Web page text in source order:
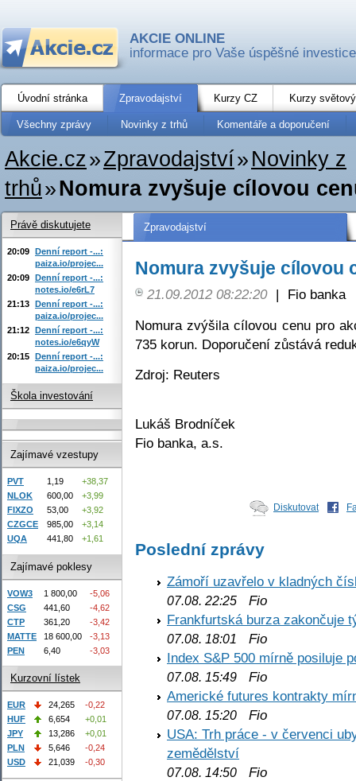
AKCIE ONLINE
informace pro Vaše úspěšné investice
Úvodní stránka Zpravodajství Kurzy CZ Kurzy
Všechny zprávy Novinky z trhů Komentáře a doporučení
Akcie.cz»Zpravodajství» Novinky z
trhů»Nomura zvyšuje cílovou
Zpravodajství
Nomura zvyšuje cílovou
21.09.2012 08:22:20 |
Fio banka
Nomura zvýšila cílovou cenu pro
735 korun. Doporučení zůstává
Zdroj: Reuters
Lukáš Brodníček
Fio banka, a.s.
Diskutovat
Poslední zprávy
Zámoří uzavřelo v kladných
07.08. 22:25 Fio
Frankfurtská burza zakončuje
07.08. 18:01
Fio
Index S&P 500 mírně posiluje
07.08. 15:49 Fio
Americké futures kontrakty
07.08. 15:20 Fio
USA: Trh práce - v červenci
zemědělství
07.08. 14:50 Fio
Právě diskutujete
20:09 Denní report -...:
paiza.io/projec...
20:09 Denní report -...:
notes.io/e6rL7
21:13 Denní report -...:
paiza.io/projec...
21:12 Denní report -...:
notes.io/e6qyW
20:15 Denní report -...:
paiza.io/projec...
Škola investování
Zajímavé vzestupy
PVT 1,19
+38,37
NLOK
600,00
+3,99
FIXZO
53,00
+3,92
CZGCE
985,00
+3,14
UQA
441,80 +1,61
Zajímavé poklesy
VOW3 1 800,00
-5,06
CSG
441,60
-4,62
CTP
361,20
-3,42
MATTE
18 600,00
-3,13
PEN
6,40 -3,03
Kurzovní lístek
EUR 24,265
-0,22
HUF
6,654
+0,01
JPY
13,286
+0,01
PLN
5,646
-0,24
USD
21,039 -0,30